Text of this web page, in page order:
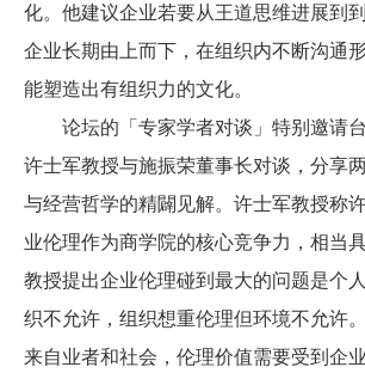
化。他建议企业若要从王道思维进展到
企业长期由上而下，在组织内不断沟通
能塑造出有组织力的文化。
论坛的「专家学者对谈」特别邀请台
许士军教授与施振荣董事长对谈，分享
与经营哲学的精闢见解。 许士军教授称
业伦理作为商学院的核心竞争力，相当
教授提出企业伦理碰到最大的问题是个
织不允许，组织想重伦理但环境不允许。
来自业者和社会，伦理价值需要受到企